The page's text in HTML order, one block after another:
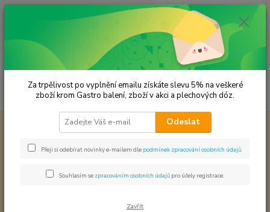
Menu
Hledat
ks
za 0,00 Kč
Dárkové sady koření Vanilkový extrakt v krabičce
Vanilkový extrakt v krabičce
TOP produkt
Za trpělivost po vyplnění emailu získáte slevu 5% na veškeré
zboží krom Gastro balení, zboží v akci a plechových dóz.
Odeslat
Přeji si odebírat novinky e-mailem dle podmínek zpracování osobních údajů
Souhlasím se zpracováním osobních údajů pro účely registrace.
Zavřít